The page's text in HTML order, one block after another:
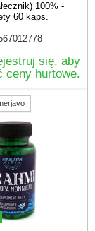
100% -
60 kaps.
się, aby
ceny hurtowe.